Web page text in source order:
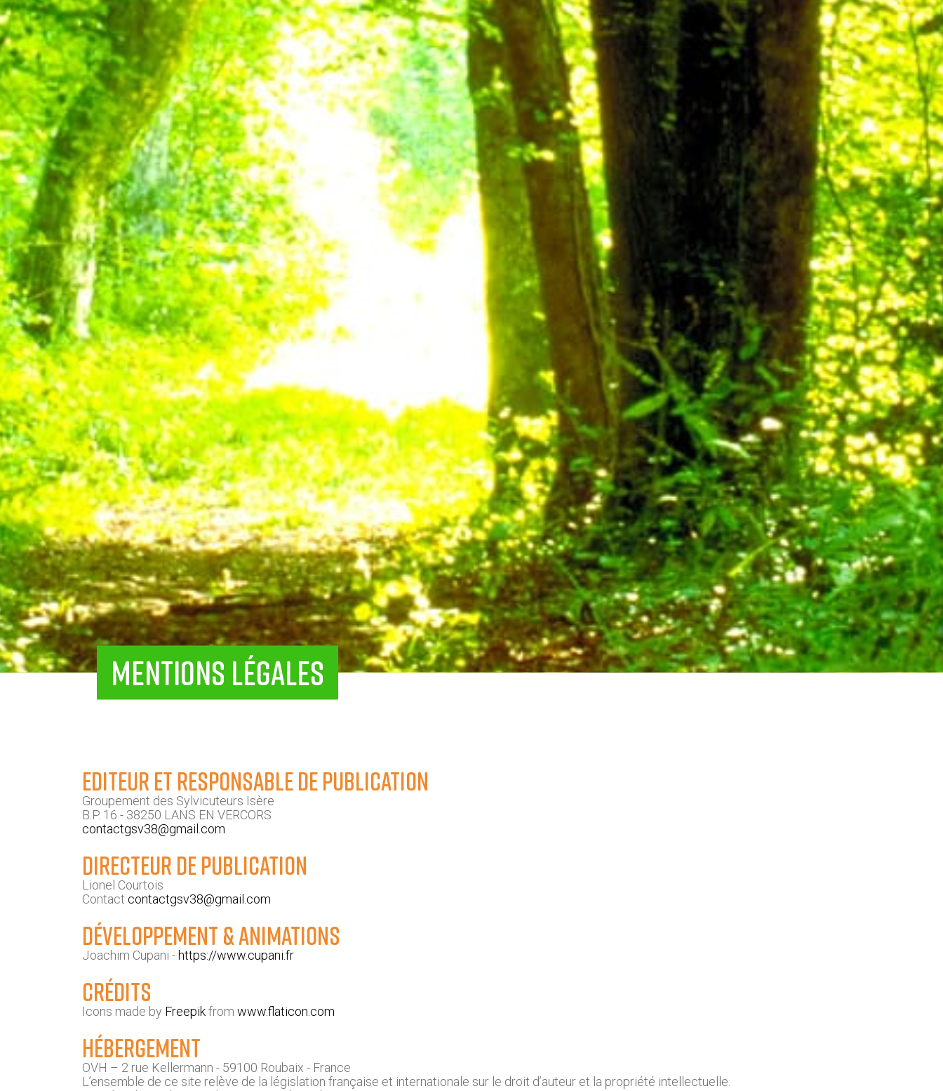
MENTIONS LÉGALES
Editeur et responsable de publication
Groupement des Sylvicuteurs Isère
B.P. 16 - 38250 LANS EN VERCORS
contactgsv38@gmail.com
Directeur de publication
Lionel Courtois
Contact contactgsv38@gmail.com
Développement & Animations
Joachim Cupani -https://www.cupani.fr
Crédits
Icons made by Freepikfrom www.flaticon.com
Hébergement
OVH – 2 rue Kellermann - 59100 Roubaix - France
L’ensemble de ce site relève de la législation française et internationale sur le droit d’auteur et la propriété intellectuelle.